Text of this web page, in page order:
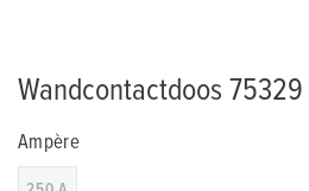
Wandcontactdoos 75329
Ampère